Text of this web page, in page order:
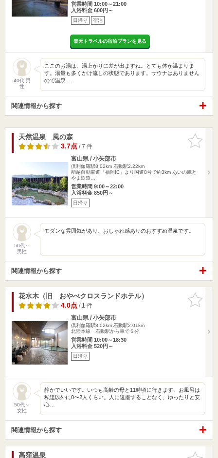
営業時間 10:00～21:00
入浴料金 600円～
日帰り 宿泊
楽天トラベルの宿泊プランを見る
40代 男
性
ここのお湯は、湯上がりに差が出ますね。とても体が温まりま
す。湯量も多くかけ流しの状態であります。サウナはありません
ので温泉…
関連情報から探す
お気に入
りに追加
天然温泉 風の森
3.7点/ 7 件
富山県 / 小矢部市
倶利伽羅駅8.02km 石動駅2.22km
能越自動車道「福岡IC」より国道8号で約3km あいの風と
やま鉄道…
営業時間 9:00～22:00
入浴料金 850円～
日帰り
50代～
男性
モダンな雰囲気があり、おしゃれ感ありのおすすめ温泉です。
関連情報から探す
お気に入
りに追加
花水木（旧 おやべクロスランドホテル）
4.0点/ 1 件
富山県 / 小矢部市
倶利伽羅駅8.02km 石動駅2.01km
北陸本線 石動駅から車で５分
営業時間 10:00～18:30
入浴料金 520円～
日帰り
50代～
女性
静かでいいです。いつも高齢の母と11時頃に行きます。お風呂は
私達以外に0〜2人くらい。人に遠慮することなく、ゆったりと安
心…
関連情報から探す
お気に入
高窪温泉